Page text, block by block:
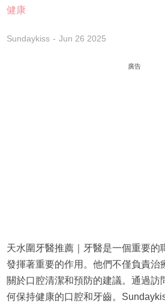
健康
Sundaykiss Jun 26 2025
廣告
天水圍牙醫推薦｜牙醫是一個重要的
發揮著重要的作用。他們不僅負責治
關於口腔清潔和預防的建議。通過訪
何保持健康的口腔和牙齒。